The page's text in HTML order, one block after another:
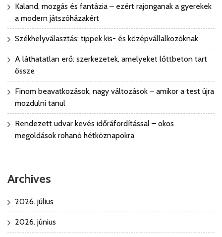
Kaland, mozgás és fantázia – ezért rajonganak a gyerekek
a modern játszóházakért
Székhelyválasztás: tippek kis- és középvállalkozóknak
A láthatatlan erő: szerkezetek, amelyeket lőttbeton tart
össze
Finom beavatkozások, nagy változások – amikor a test újra
mozdulni tanul
Rendezett udvar kevés időráfordítással – okos
megoldások rohanó hétköznapokra
Archives
2026. július
2026. június